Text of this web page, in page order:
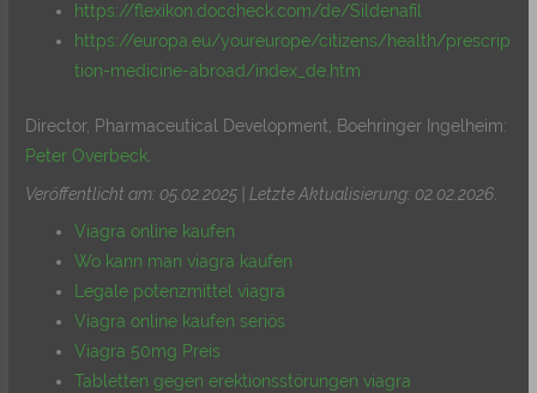
https://flexikon.doccheck.com/de/Sildenafil
https://europa.eu/youreurope/citizens/health/prescrip
tion-medicine-abroad/index_de.htm
Director, Pharmaceutical Development, Boehringer Ingelheim:
Peter Overbeck
Veröffentlicht am: 05.02.2025 | Letzte Aktualisierung: 02.02.2026
Viagra online kaufen
Wo kann man viagra kaufen
Legale potenzmittel viagra
Viagra online kaufen seriös
Viagra 50mg Preis
Tabletten gegen erektionsstörungen viagra